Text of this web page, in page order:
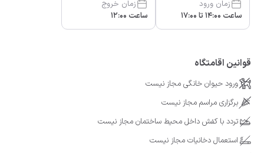
زمان ورود
ساعت 14:00 تا 17:00
زمان خروج
ساعت 12:00
قوانین اقامتگاه
ورود حیوان خانگی مجاز نیست
برگزاری مراسم مجاز نیست
تردد با کفش داخل محیط ساختمان مجاز نیست
استعمال دخانیات مجاز نیست